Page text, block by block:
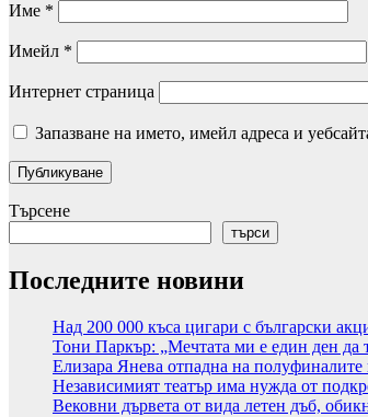
Име *
Имейл *
Интернет страница
Запазване на името, имейл адреса и
Търсене
търси
Последните новини
Над 200 000 къса цигари с български
Тони Паркър: „Мечтата ми е един ден
Елизара Янева отпадна на
Независимият театър има нужда от
Вековни дървета от вида летен дъб,